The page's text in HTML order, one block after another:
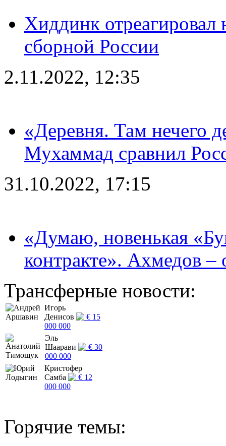
Хиддинк отреагировал
сборной России
2.11.2022, 12:35
«Деревня. Там нечего
Мухаммад сравнил
31.10.2022, 17:15
«Думаю, новенькая
контракте». Ахмедов
Трансферные новости:
Игорь
Денисов
€ 15
000 000
Эль
Шаарави
€ 30
000 000
Кристофер
Самба
€ 12
000 000
Горячие темы: